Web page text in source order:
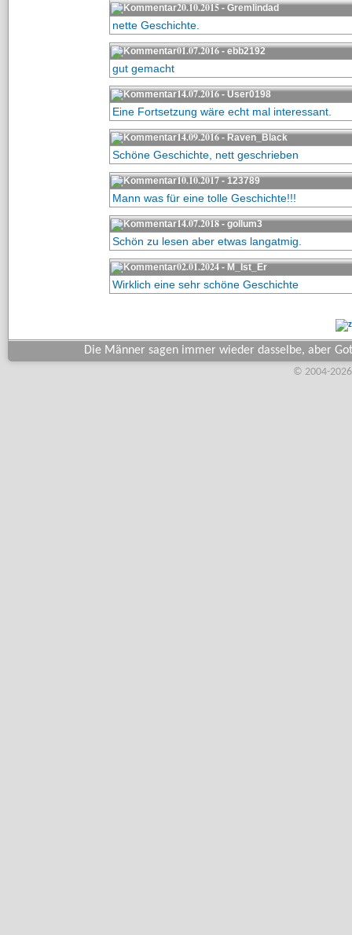
20.10.2015- Gremlindad
nette Geschichte.
01.07.2016- ebb2192
gut gemacht
14.07.2016- User0198
Eine Fortsetzung wäre echt mal interessant.
14.09.2016- Raven_Black
Schöne Geschichte, nett geschrieben
10.10.2017- 123789
Mann was für eine tolle Geschichte!!!
14.07.2018- gollum3
Schön zu lesen aber etwas langatmig.
02.01.2024- M_Ist_Er
Wirklich eine sehr schöne Geschichte
Die Männer sagen immer wieder dasselbe, aber
© 2004-